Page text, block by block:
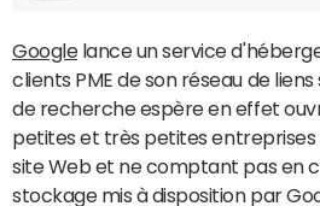
Googlelance un service
clients PME de son réseau de
de recherche espère en effet
petites et très petites entreprises
site Web et ne comptant pas en
stockage mis à disposition par